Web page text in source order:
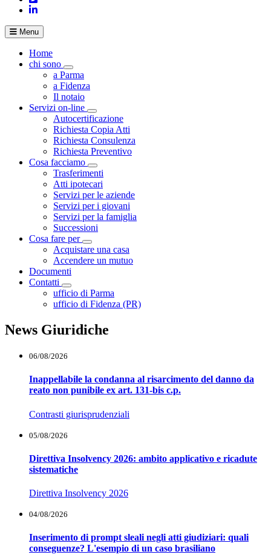
Menu
Home
chi sono
Toggle Dropdown
a Parma
a Fidenza
Il notaio
Servizi on-line
Toggle Dropdown
Autocertificazione
Richiesta Copia Atti
Richiesta Consulenza
Richiesta Preventivo
Cosa facciamo
Toggle Dropdown
Trasferimenti
Atti ipotecari
Servizi per le aziende
Servizi per i giovani
Servizi per la famiglia
Successioni
Cosa fare per
Toggle Dropdown
Acquistare una casa
Accendere un mutuo
Documenti
Contatti
Toggle Dropdown
ufficio di Parma
ufficio di Fidenza (PR)
News Giuridiche
06/08/2026
Inappellabile la condanna al risarcimento del danno da
reato non punibile ex art. 131-bis c.p.
Contrasti giurisprudenziali
05/08/2026
Direttiva Insolvency 2026: ambito applicativo e ricadute
sistematiche
Direttiva Insolvency 2026
04/08/2026
Inserimento di prompt sleali negli atti giudiziari: quali
conseguenze? L'esempio di un caso brasiliano